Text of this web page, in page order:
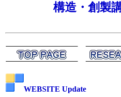
構造・創製
WEBSITE Update